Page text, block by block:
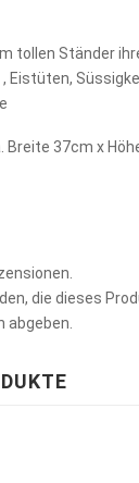
tollen Ständer
, Eistüten,
37cm x
die dieses
abgeben.